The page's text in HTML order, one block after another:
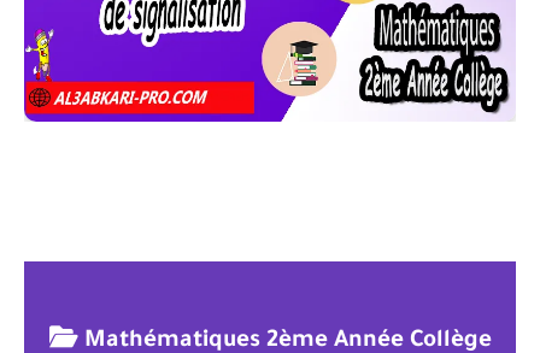
Mathématiques 2ème Année Collège